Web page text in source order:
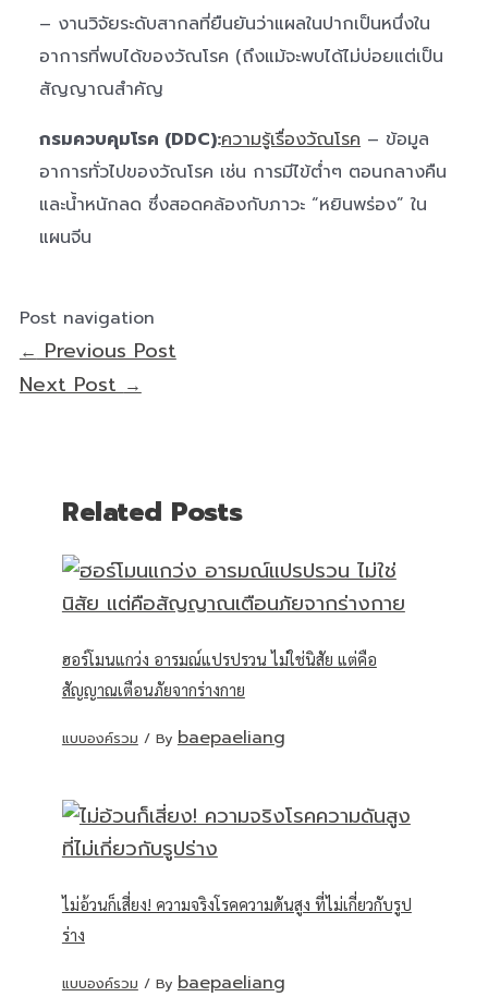
– งานวิจัยระดับสากลที่ยืนยันว่าแผลในปากเป็นหนึ่งใน
อาการที่พบได้ของวัณโรค (ถึงแม้จะพบได้ไม่บ่อยแต่เป็น
สัญญาณสำคัญ
กรมควบคุมโรค (DDC):ความรู้เรื่องวัณโรค – ข้อมูล
อาการทั่วไปของวัณโรค เช่น การมีไข้ต่ำๆ ตอนกลางคืน
และน้ำหนักลด ซึ่งสอดคล้องกับภาวะ “หยินพร่อง” ใน
แผนจีน
Post navigation
←Previous Post
Next Post→
Related Posts
ฮอร์โมนแกว่ง อารมณ์แปรปรวน ไม่ใช่นิสัย แต่คือ
สัญญาณเตือนภัยจากร่างกาย
แบบองค์รวม / By baepaeliang
ไม่อ้วนก็เสี่ยง! ความจริงโรคความดันสูง ที่ไม่เกี่ยวกับรูป
ร่าง
แบบองค์รวม / By baepaeliang